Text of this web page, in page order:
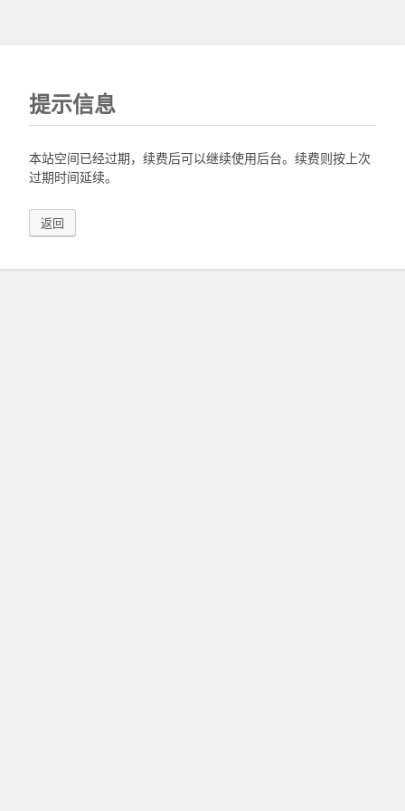
提示信息
本站空间已经过期，续费后可以继续使用后台。续费则按上次
过期时间延续。
返回